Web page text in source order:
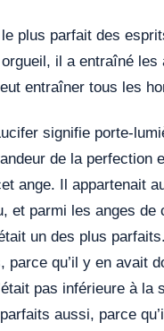
plus parfait des
il a entraîné les
entraîner tous les
signifie porte-
de la perfection
ange. Il appartenait
et parmi les anges de
un des plus
parce qu’il y en avait
pas inférieure à la
aussi, parce